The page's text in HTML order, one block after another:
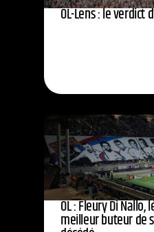
OL-Lens : le verdict
OL : Fleury Di
meilleur buteur de